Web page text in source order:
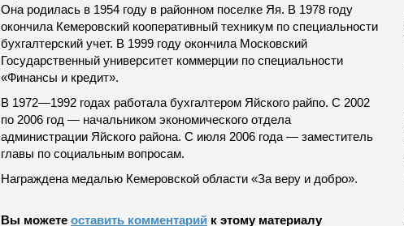
Она родилась в 1954 году в районном поселке Яя. В 1978 году
окончила Кемеровский кооперативный техникум по специальности
бухгалтерский учет. В 1999 году окончила Московский
Государственный университет коммерции по специальности
«Финансы и кредит».
В 1972—1992 годах работала бухгалтером Яйского райпо. С 2002
по 2006 год — начальником экономического отдела
администрации Яйского района. С июля 2006 года — заместитель
главы по социальным вопросам.
Награждена медалью Кемеровской области «За веру и добро».
Вы можете оставить комментарий к этому материалу